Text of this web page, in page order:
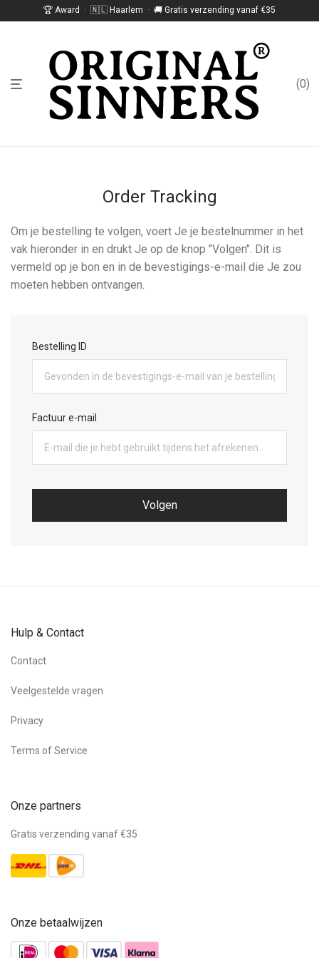
🏆 Award · 🇳🇱 Haarlem · 🚚 Gratis verzending vanaf €35
0
Order Tracking
Om je bestelling te volgen, voert Je je bestelnummer in het
vak hieronder in en drukt Je op de knop "Volgen". Dit is
vermeld op je bon en in de bevestigings-e-mail die Je zou
moeten hebben ontvangen.
Bestelling ID
Factuur e-mail
Volgen
Hulp & Contact
Contact
Veelgestelde vragen
Privacy
Terms of Service
Onze partners
Gratis verzending vanaf €35
Onze betaalwijzen